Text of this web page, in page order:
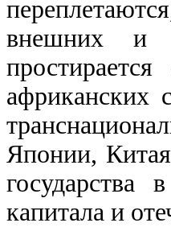
внешних и
африканских
Японии,
государства
капитала и